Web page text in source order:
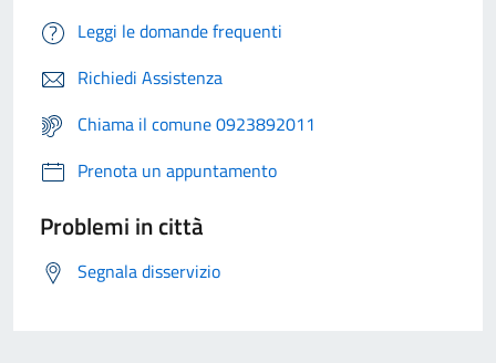
Leggi le domande frequenti
Richiedi Assistenza
Chiama il comune 0923892011
Prenota un appuntamento
Problemi in città
Segnala disservizio